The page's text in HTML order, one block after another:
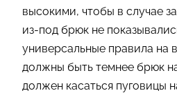
высокими, чтобы в случае
из-под брюк не
универсальные правила на
должны быть темнее брюк
должен касаться пуговицы